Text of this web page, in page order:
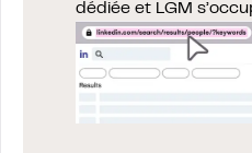
dédiée et LGM